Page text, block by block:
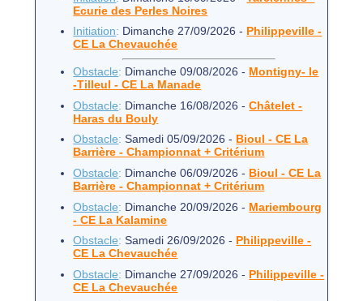
Ecurie des Perles Noires
Initiation: Dimanche 27/09/2026 - Philippeville -
CE La Chevauchée
Obstacle: Dimanche 09/08/2026 - Montigny- le
-Tilleul - CE La Manade
Obstacle: Dimanche 16/08/2026 -Châtelet -
Haras du Bouly
Obstacle: Samedi 05/09/2026 - Bioul - CE La
Barrière - Championnat + Critérium
Obstacle: Dimanche 06/09/2026 - Bioul - CE La
Barrière - Championnat + Critérium
Obstacle: Dimanche 20/09/2026 - Mariembourg
- CE La Kalamine
Obstacle: Samedi 26/09/2026 - Philippeville -
CE La Chevauchée
Obstacle: Dimanche 27/09/2026 - Philippeville -
CE La Chevauchée